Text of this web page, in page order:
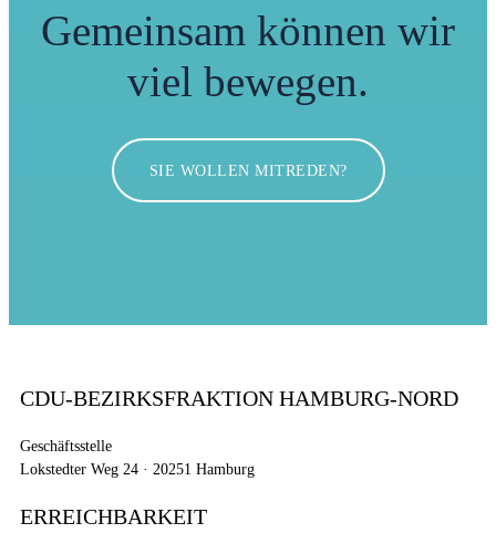
Gemeinsam können wir
viel bewegen.
SIE WOLLEN MITREDEN?
CDU-BEZIRKSFRAKTION HAMBURG-NORD
Geschäftsstelle
Lokstedter Weg 24 · 20251 Hamburg
ERREICHBARKEIT